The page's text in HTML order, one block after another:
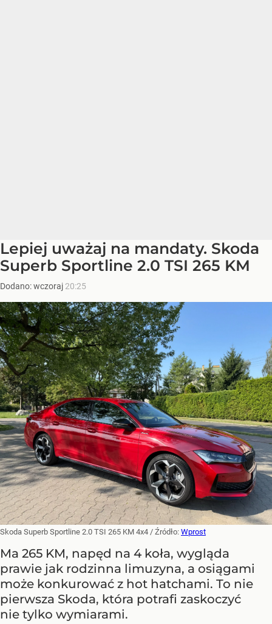
Lepiej uważaj na mandaty. Skoda
Superb Sportline 2.0 TSI 265 KM
Dodano:wczoraj 20:25
Skoda Superb Sportline 2.0 TSI 265 KM 4x4 / Źródło: Wprost
Ma 265 KM, napęd na 4 koła, wygląda
prawie jak rodzinna limuzyna, a osiągami
może konkurować z hot hatchami. To nie
pierwsza Skoda, która potrafi zaskoczyć
nie tylko wymiarami.